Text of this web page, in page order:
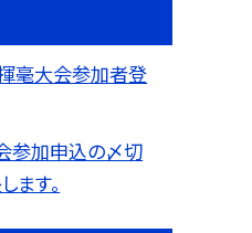
毫大会参加者登
参加申込の〆切
ます。